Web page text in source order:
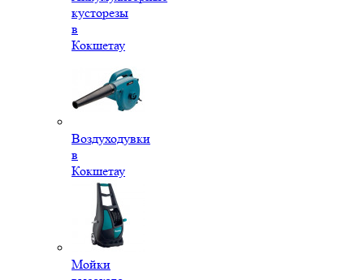
кусторезы
в
Кокшетау
Воздуходувки
в
Кокшетау
Мойки